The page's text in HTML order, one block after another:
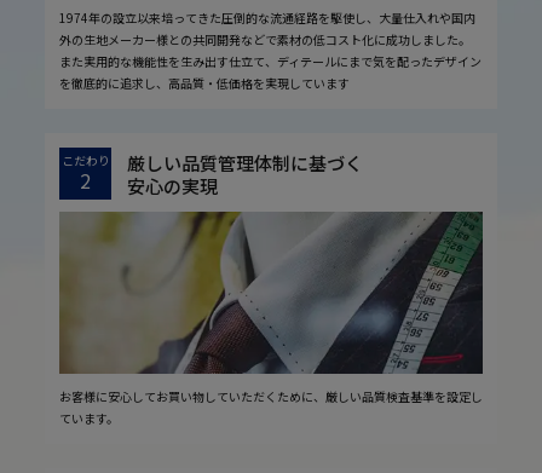
1974年の設立以来培ってきた圧倒的な流通経路を駆使し、大量仕入れや国内
外の生地メーカー様との共同開発などで素材の低コスト化に成功しました。
また実用的な機能性を生み出す仕立て、ディテールにまで気を配ったデザイン
を徹底的に追求し、高品質・低価格を実現しています
こだわり
2
厳しい品質管理体制に基づく
安心の実現
お客様に安心してお買い物していただくために、厳しい品質検査基準を設定し
ています。